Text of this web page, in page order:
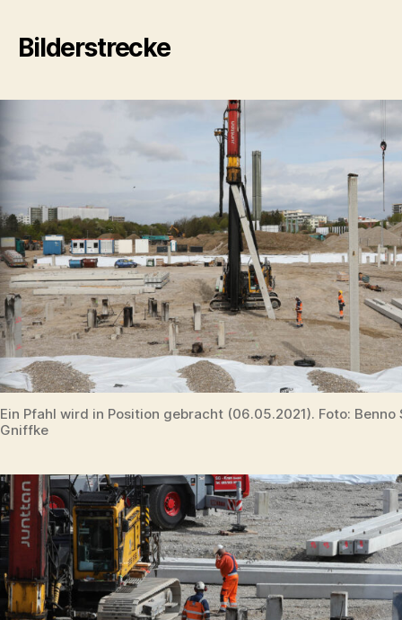
Bilderstrecke
Ein Pfahl wird in Position gebracht (06.05.2021). Foto:
Gniffke